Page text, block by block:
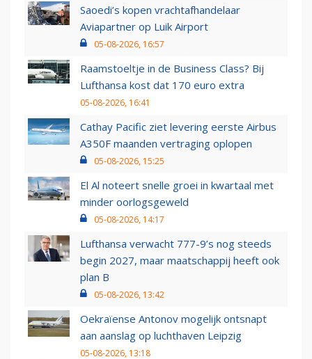
Saoedi’s kopen vrachtafhandelaar
Aviapartner op Luik Airport
05-08-2026, 16:57
Raamstoeltje in de Business Class? Bij
Lufthansa kost dat 170 euro extra
05-08-2026, 16:41
Cathay Pacific ziet levering eerste Airbus
A350F maanden vertraging oplopen
05-08-2026, 15:25
El Al noteert snelle groei in kwartaal met
minder oorlogsgeweld
05-08-2026, 14:17
Lufthansa verwacht 777-9’s nog steeds
begin 2027, maar maatschappij heeft ook
plan B
05-08-2026, 13:42
Oekraïense Antonov mogelijk ontsnapt
aan aanslag op luchthaven Leipzig
05-08-2026, 13:18